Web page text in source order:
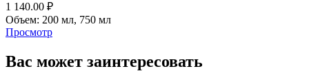
1 140.00 ₽
Объем: 200 мл, 750 мл
Просмотр
Вас может заинтересовать